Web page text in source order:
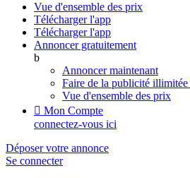
Vue d'ensemble des prix
Télécharger l'app
Télécharger l'app
Annoncer gratuitement
b
Annoncer maintenant
Faire de la publicité illimitée
Vue d'ensemble des prix
 Mon Compte
connectez-vous ici
Déposer votre annonce
Se connecter